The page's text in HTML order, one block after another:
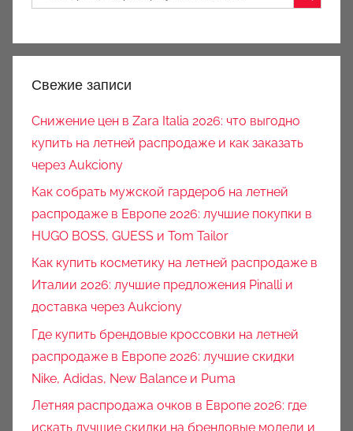
Свежие записи
Снижение цен в Zara Italia 2026: что выгодно
купить на летней распродаже и как заказать
через Aukciony
Как собрать мужской гардероб на летней
распродаже в Европе 2026: лучшие покупки в
HUGO BOSS, GUESS и Tom Tailor
Как купить косметику на летней распродаже в
Италии 2026: лучшие предложения Pinalli и
доставка через Aukciony
Где купить брендовые кроссовки на летней
распродаже в Европе 2026: лучшие скидки
Nike, Adidas, New Balance и Puma
Летняя распродажа очков в Европе 2026: где
искать лучшие скидки на брендовые модели и